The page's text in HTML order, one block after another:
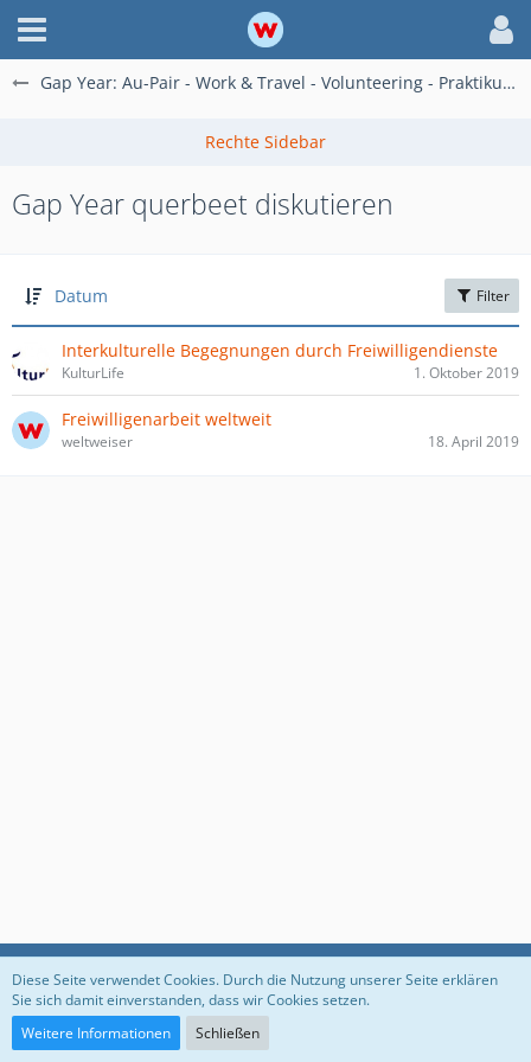
Gap Year: Au-Pair - Work & Travel - Volunteering - Praktikum im Ausland
Gap Year querbeet diskutieren
Datum Filter
Interkulturelle Begegnungen durch Freiwilligendienste
KulturLife 1. Oktober 2019
Freiwilligenarbeit weltweit
weltweiser 18. April 2019
Datenschutzerklärung Impressum
Diese Seite verwendet Cookies. Durch die Nutzung unserer Seite erklären
Sie sich damit einverstanden, dass wir Cookies setzen.
Weitere Informationen
Schließen